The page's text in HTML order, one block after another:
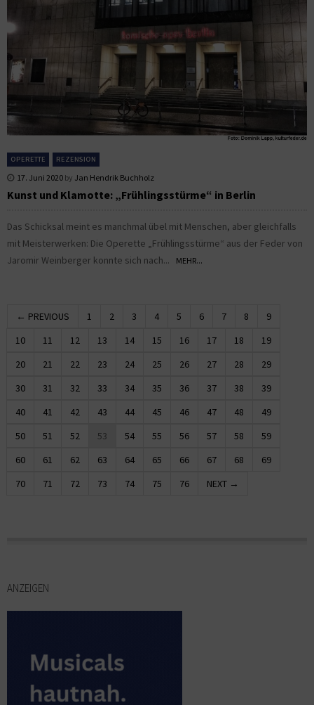
OPERETTE REZENSION
17. Juni 2020 by Jan Hendrik Buchholz
Kunst und Klamotte: „Frühlingsstürme“ in Berlin
Das Schicksal meint es manchmal übel mit Menschen, aber gleichfalls
mit Meisterwerken: Die Operette „Frühlingsstürme“ aus der Feder von
Jaromir Weinberger konnte sich nach...
MEHR...
← PREVIOUS 1 2 3 4 5 6 7 8
9
10
11 12 13 14 15 16 17 18
19
20
21 22 23 24 25 26 27 28
29
30
31 32 33 34 35 36 37 38
39
40
41 42 43 44 45 46 47 48
49
50
51 52 53 54 55 56 57 58
59
60
61 62 63 64 65 66 67 68
69
70
71 72 73 74 75 76 NEXT →
ANZEIGEN